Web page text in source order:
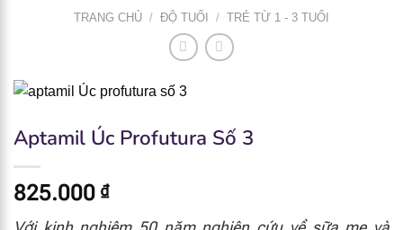
TRANG CHỦ / ĐỘ TUỔI / TRẺ TỪ 1 - 3 TUỔI
Aptamil Úc Profutura Số 3
825.000 ₫